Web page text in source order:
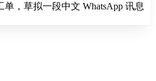
，草拟一段中文 WhatsApp 讯息